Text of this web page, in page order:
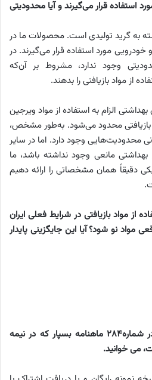
استفاده قرار می‌گیرند و آیا محدودیتی
به گرید تولیدی است. محصولات ما در
مورد استفاده قرار می‌گیرند. در
وجود ندارد، مشروط بر آن‌که
از مواد بازیافتی را بدهند.
الزام به استفاده از مواد ویرجین
بازیافتی محدود می‌شود. به‌طور مشخص،
محدودیت‌هایی وجود دارد. اما در سایر
مانعی وجود نداشته باشد، ما
دقیقاً همان مشخصاتی را ارائه دهیم
از مواد بازیافتی در شرایط فعلی ایران
مواد نو شود؟ آیا این جایگزینی پایدار
متن کامل این گفت و گو را در شماره284 ماهنامه بسپار که در نیمه